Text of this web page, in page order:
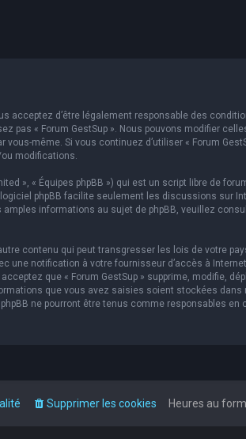
acceptez d’être légalement responsable des
pas « Forum GestSup ». Nous pouvons modifier
même. Si vous continuez d’utiliser « Forum
modifications.
», « Équipes phpBB ») qui est un script libre de
logiciel phpBB facilite seulement les discussions sur
informations au sujet de phpBB, veuillez
contenu qui peut transgresser les lois de votre
une notification à votre fournisseur d’accès à
que « Forum GestSup » supprime, modifie,
que vous avez saisies soient stockées dans
ne pourront être tenus comme responsables en
Heures au
Supprimer les cookies